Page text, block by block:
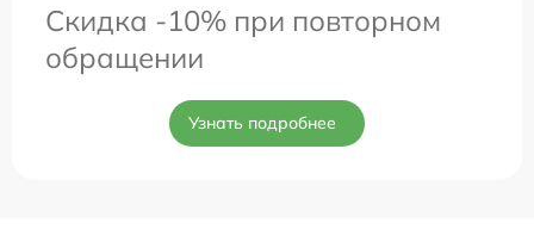
Скидка -10% при повторном
обращении
Узнать подробнее